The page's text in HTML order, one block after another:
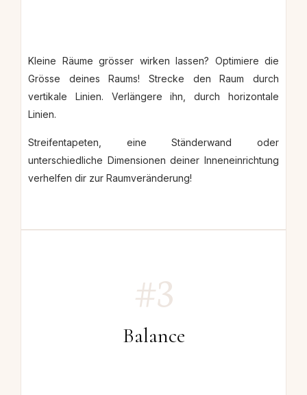
Kleine Räume grösser wirken lassen? Optimiere die
Grösse deines Raums! Strecke den Raum durch
vertikale Linien. Verlängere ihn, durch horizontale
Linien.
Streifentapeten, eine Ständerwand oder
unterschiedliche Dimensionen deiner Inneneinrichtung
verhelfen dir zur Raumveränderung!
#3
Balance